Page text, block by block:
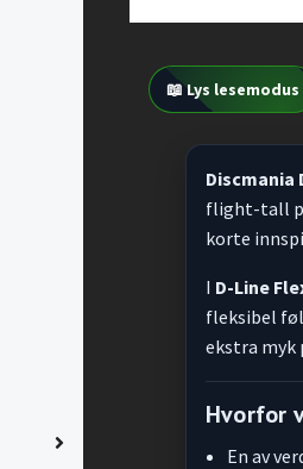
📖 Lys lesemodus
Discmania
flight-tall
korte
I D-Line
fleksibel
ekstra
Hvorfor
En av